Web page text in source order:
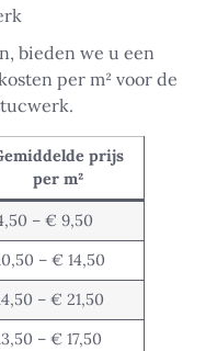
bieden we u een
per m² voor de
prijs
per m²
– € 9,50
– € 14,50
– € 21,50
– € 17,50